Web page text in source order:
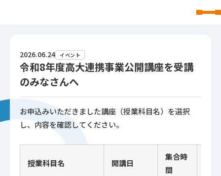
2026.06.24 イベント
令和8年度高大連携事業公開講座を受講
のみなさんへ
お申込みいただきました講座（授業科目名）を選択
し、内容を確認してください。
授業科目名 開講日
集合時
間